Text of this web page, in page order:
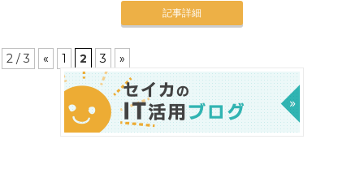
記事詳細
2 / 3 « 1 2 3 »